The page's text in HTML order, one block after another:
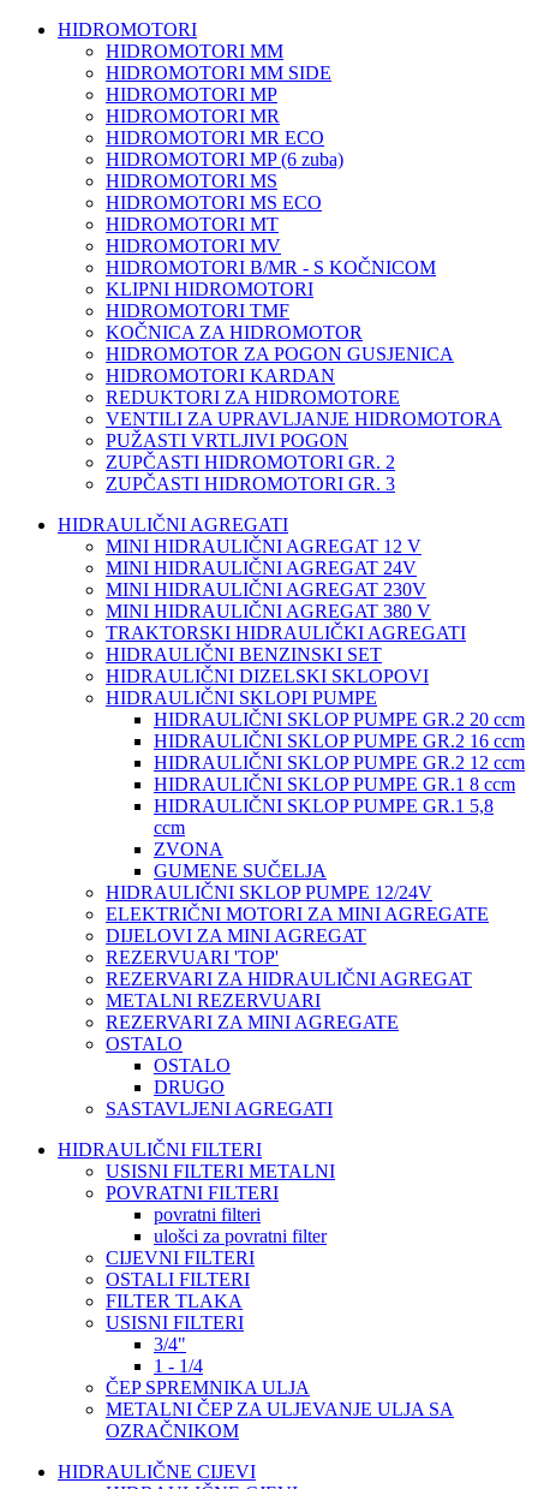
HIDROMOTORI
HIDROMOTORI MM
HIDROMOTORI MM SIDE
HIDROMOTORI MP
HIDROMOTORI MR
HIDROMOTORI MR ECO
HIDROMOTORI MP (6 zuba)
HIDROMOTORI MS
HIDROMOTORI MS ECO
HIDROMOTORI MT
HIDROMOTORI MV
HIDROMOTORI B/MR - S KOČNICOM
KLIPNI HIDROMOTORI
HIDROMOTORI TMF
KOČNICA ZA HIDROMOTOR
HIDROMOTOR ZA POGON GUSJENICA
HIDROMOTORI KARDAN
REDUKTORI ZA HIDROMOTORE
VENTILI ZA UPRAVLJANJE HIDROMOTORA
PUŽASTI VRTLJIVI POGON
ZUPČASTI HIDROMOTORI GR. 2
ZUPČASTI HIDROMOTORI GR. 3
HIDRAULIČNI AGREGATI
MINI HIDRAULIČNI AGREGAT 12 V
MINI HIDRAULIČNI AGREGAT 24V
MINI HIDRAULIČNI AGREGAT 230V
MINI HIDRAULIČNI AGREGAT 380 V
TRAKTORSKI HIDRAULIČKI AGREGATI
HIDRAULIČNI BENZINSKI SET
HIDRAULIČNI DIZELSKI SKLOPOVI
HIDRAULIČNI SKLOPI PUMPE
HIDRAULIČNI SKLOP PUMPE GR.2 20 ccm
HIDRAULIČNI SKLOP PUMPE GR.2 16 ccm
HIDRAULIČNI SKLOP PUMPE GR.2 12 ccm
HIDRAULIČNI SKLOP PUMPE GR.1 8 ccm
HIDRAULIČNI SKLOP PUMPE GR.1 5,8
ccm
ZVONA
GUMENE SUČELJA
HIDRAULIČNI SKLOP PUMPE 12/24V
ELEKTRIČNI MOTORI ZA MINI AGREGATE
DIJELOVI ZA MINI AGREGAT
REZERVUARI 'TOP'
REZERVARI ZA HIDRAULIČNI AGREGAT
METALNI REZERVUARI
REZERVARI ZA MINI AGREGATE
OSTALO
OSTALO
DRUGO
SASTAVLJENI AGREGATI
HIDRAULIČNI FILTERI
USISNI FILTERI METALNI
POVRATNI FILTERI
povratni filteri
ulošci za povratni filter
CIJEVNI FILTERI
OSTALI FILTERI
FILTER TLAKA
USISNI FILTERI
3/4"
1 - 1/4
ČEP SPREMNIKA ULJA
METALNI ČEP ZA ULJEVANJE ULJA SA
OZRAČNIKOM
HIDRAULIČNE CIJEVI